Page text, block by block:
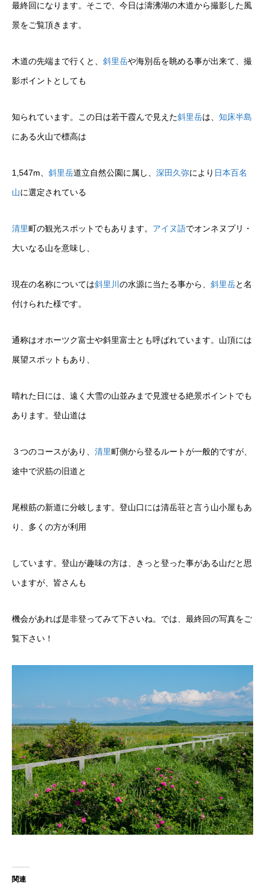
最終回になります。そこで、今日は濤沸湖の木道から撮影した風
景をご覧頂きます。
木道の先端まで行くと、 斜里岳や海別岳を眺める事が出来て、撮
影ポイントとしても
知られています。この日は若干霞んで見えた斜里岳は、 知床半島
にある火山で標高は
1,547m、 斜里岳道立自然公園に属し、 深田久弥により 日本百名
山に選定されている
清里町の観光スポットでもあります。 アイヌ語でオンネヌプリ・
大いなる山を意味し、
現在の名称については斜里川 の水源に当たる事から、 斜里岳と名
付けられた様です。
通称はオホーツク富士や斜里富士とも呼ばれています。山頂には
展望スポットもあり、
晴れた日には、遠く大雪の山並みまで見渡せる絶景ポイントでも
あります。登山道は
３つのコースがあり、 清里町側から登るルートが一般的ですが、
途中で沢筋の旧道と
尾根筋の新道に分岐します。登山口には清岳荘と言う山小屋もあ
り、多くの方が利用
しています。登山が趣味の方は、きっと登った事がある山だと思
いますが、皆さんも
機会があれば是非登ってみて下さいね。では、最終回の写真をご
覧下さい！
関連